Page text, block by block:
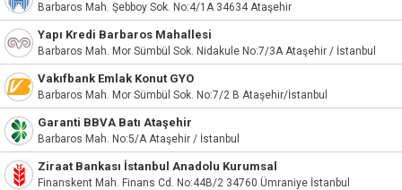
Barbaros Mah. Şebboy Sok. No:4/1A 34634 Ataşehir
Yapı Kredi Barbaros Mahallesi
Barbaros Mah. Mor Sümbül Sok. Nidakule No:7/3A Ataşehir / İstanbul
Vakıfbank Emlak Konut GYO
Barbaros Mah. Mor Sümbül Sok. No:7/2 B Ataşehir/İstanbul
Garanti BBVA Batı Ataşehir
Barbaros Mah. No:5/A Ataşehir / İstanbul
Ziraat Bankası İstanbul Anadolu Kurumsal
Finanskent Mah. Finans Cd. No:44B/2 34760 Ümraniye İstanbul